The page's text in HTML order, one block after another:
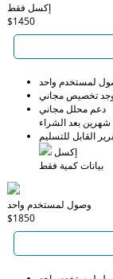
إكسل فقط
$1450
لمستخدم واحد
تخصيص مجاني
دعم محلل مجاني
شهرين بعد الشراء
القابل للتسليم
إكسل
بيانات كمية فقط
وصول لمستخدم واحد
$1850